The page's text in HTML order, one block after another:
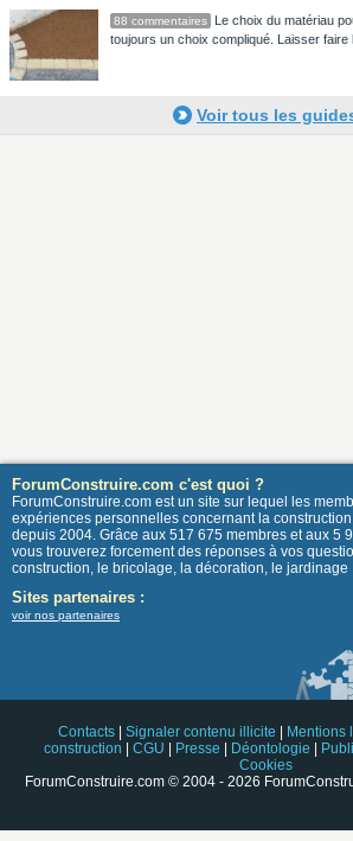
88 commentaires
Le choix du matériau
toujours un choix compliqué. Laisser faire
Voir tous les
ForumConstruire.com c'est quoi ?
ForumConstruire.com est un site sur lequel les
expériences personnelles concernant la
depuis 2004. Grâce aux 517 675 membres et aux 5
vous trouverez forcement des réponses à vos
construction, le bricolage, la décoration, le jardinage
Sites partenaires :
voir nos partenaires
Contacts Signaler contenu illicite Mentions
construction
CGU Presse Déontologie
Cookies
ForumConstruire.com © 2004 - 2026